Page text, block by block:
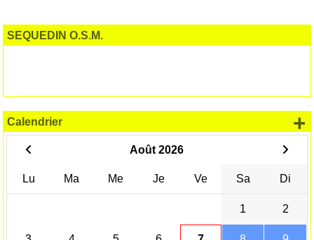
SEQUEDIN O.S.M.
Calendrier
Août 2026
Lu Ma Me Je Ve Sa Di
1 2
+